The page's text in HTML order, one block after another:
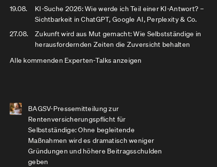
19.08.
KI-Suche 2026: Wie werde ich Teil einer KI-Antwort? –
Sichtbarkeit in ChatGPT, Google AI, Perplexity & Co.
27.08.
Zukunft wird aus Mut gemacht: Wie Selbstständige in
herausfordernden Zeiten die Zuversicht behalten
Alle kommenden Experten-Talks anzeigen
BAGSV-Pressemitteilung zur
Rentenversicherungspflicht für
Selbstständige: Ohne begleitende
Maßnahmen wird es dramatisch weniger
Gründungen und höhere Beitragsschulden
geben